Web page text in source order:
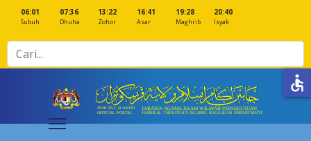
06:01
Subuh
07:36
Dhuha
13:22
Zohor
16:41
Asar
19:28
Maghrib
20:40
Isyak
Cari
accessible